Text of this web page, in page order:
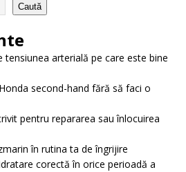
Caută
tensiunea arterială pe care este bine
second-hand fără să faci o
pentru repararea sau înlocuirea
în rutina ta de îngrijire
corectă în orice perioadă a